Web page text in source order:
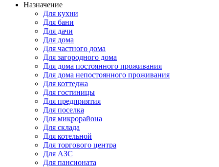
Назначение
Для кухни
Для бани
Для дачи
Для дома
Для частного дома
Для загородного дома
Для дома постоянного проживания
Для дома непостоянного проживания
Для коттеджа
Для гостиницы
Для предприятия
Для поселка
Для микрорайона
Для склада
Для котельной
Для торгового центра
Для АЗС
Для пансионата